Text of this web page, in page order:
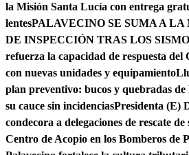
la Misión Santa Lucía con entrega
lentesPALAVECINO SE SUMA A
DE INSPECCIÓN TRAS LOS
refuerza la capacidad de respuesta del
con nuevas unidades y equipamiento
plan preventivo: bucos y quebradas de
su cauce sin incidenciasPresidenta (E)
condecora a delegaciones de rescate de
Centro de Acopio en los Bomberos de